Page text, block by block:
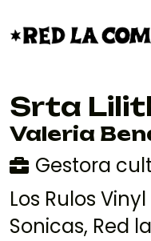
Srta
Valeria
Gestora
Los Rulos
Sonicas, Red